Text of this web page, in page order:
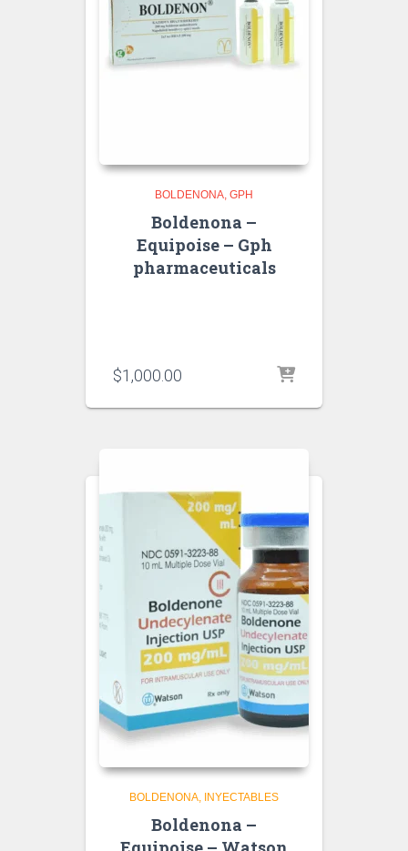
BOLDENONA GPH
Boldenona –
Equipoise – Gph
pharmaceuticals
$1,000.00
BOLDENONA INYECTABLES
Boldenona –